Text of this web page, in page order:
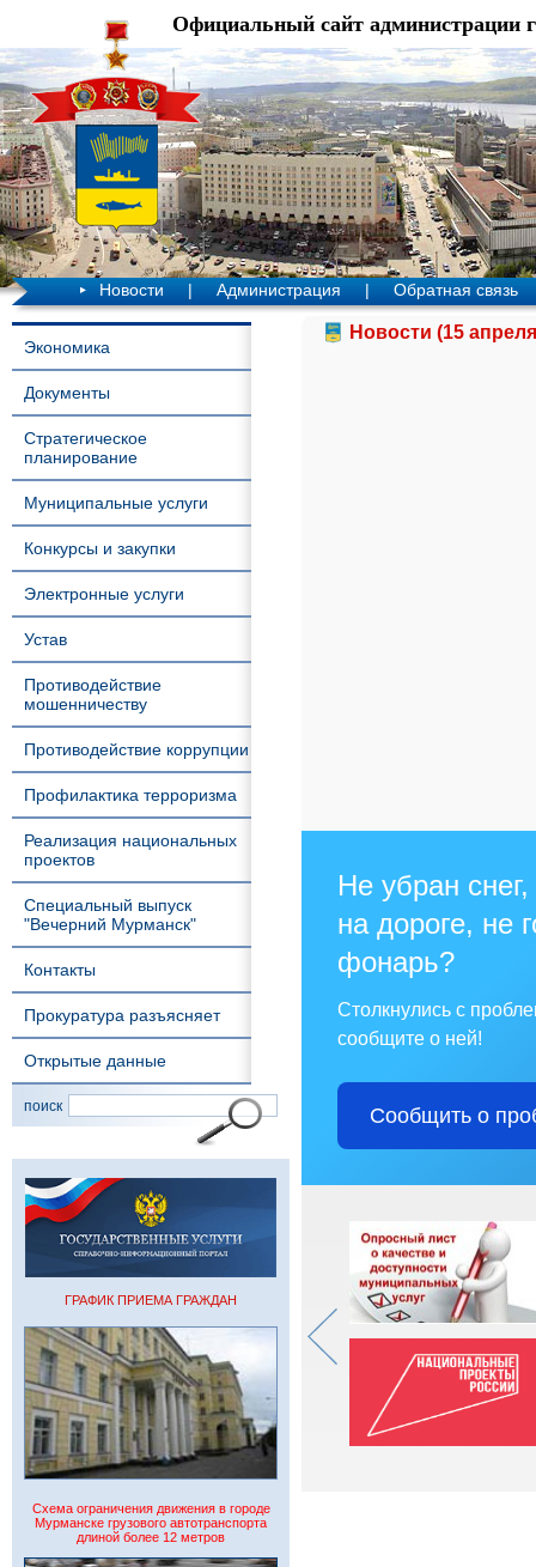
Официальный сайт администрации
Новости | Администрация | Обратная связь
Экономика
Документы
Стратегическое
планирование
Муниципальные услуги
Конкурсы и закупки
Электронные услуги
Устав
Противодействие
мошенничеству
Противодействие коррупции
Профилактика терроризма
Реализация национальных
проектов
Специальный выпуск
"Вечерний Мурманск"
Контакты
Прокуратура разъясняет
Открытые данные
поиск
ГРАФИК ПРИЕМА ГРАЖДАН
Схема ограничения движения в городе
Мурманске грузового автотранспорта
длиной более 12 метров
Новости (15
Не убран
на дороге, не
фонарь?
Столкнулись с
сообщите о ней!
Сообщить о